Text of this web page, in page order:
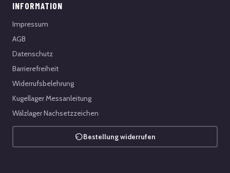
INFORMATION
Impressum
AGB
Datenschutz
Barrierefreiheit
Widerrufsbelehrung
Kugellager Messanleitung
Wälzlager Nachsetzzeichen
Bestellung widerrufen